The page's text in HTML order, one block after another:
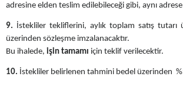
adresine elden teslim edilebileceği gibi, aynı
9. İstekliler tekliflerini, aylık toplam satış
üzerinden sözleşme imzalanacaktır.
Bu ihalede, işin tamamı için teklif verilecektir.
10. İstekliler belirlenen tahmini bedel üzerinden